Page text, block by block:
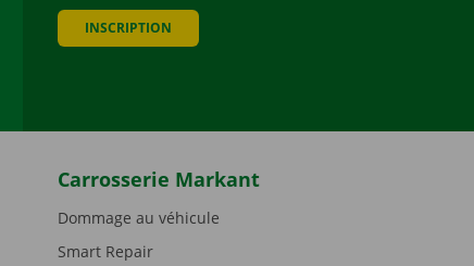
INSCRIPTION
Carrosserie Markant
Dommage au véhicule
Smart Repair